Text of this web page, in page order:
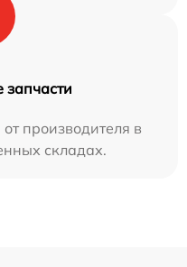
производителя в
складах.